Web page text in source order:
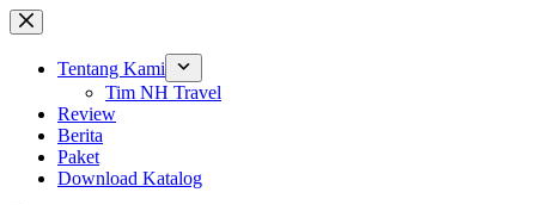
Skip
to
contentTentang Kami
Tim NH Travel
Review
Berita
Paket
Download Katalog